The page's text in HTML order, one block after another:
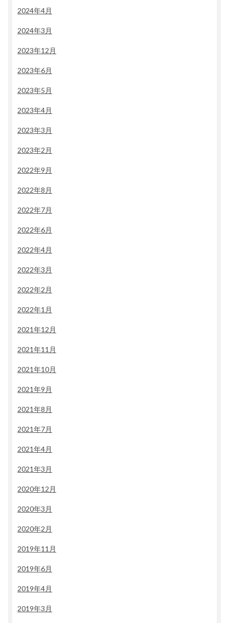
2024年4月
2024年3月
2023年12月
2023年6月
2023年5月
2023年4月
2023年3月
2023年2月
2022年9月
2022年8月
2022年7月
2022年6月
2022年4月
2022年3月
2022年2月
2022年1月
2021年12月
2021年11月
2021年10月
2021年9月
2021年8月
2021年7月
2021年4月
2021年3月
2020年12月
2020年3月
2020年2月
2019年11月
2019年6月
2019年4月
2019年3月